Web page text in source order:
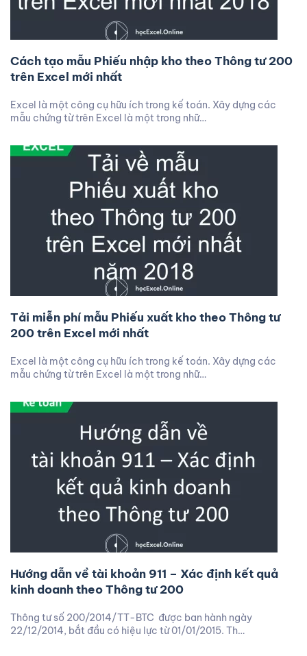
Cách tạo mẫu Phiếu nhập kho theo Thông tư 200
trên Excel mới nhất
Excel là một công cụ hữu ích trong kế toán. Xây dựng các
mẫu chứng từ trên Excel là một trong nhữ…
Tải miễn phí mẫu Phiếu xuất kho theo Thông tư
200 trên Excel mới nhất
Excel là một công cụ hữu ích trong kế toán. Xây dựng các
mẫu chứng từ trên Excel là một trong nhữ…
Hướng dẫn về tài khoản 911 – Xác định kết quả
kinh doanh theo Thông tư 200
Thông tư số 200/2014/TT-BTC được ban hành ngày
22/12/2014, bắt đầu có hiệu lực từ 01/01/2015. Th…